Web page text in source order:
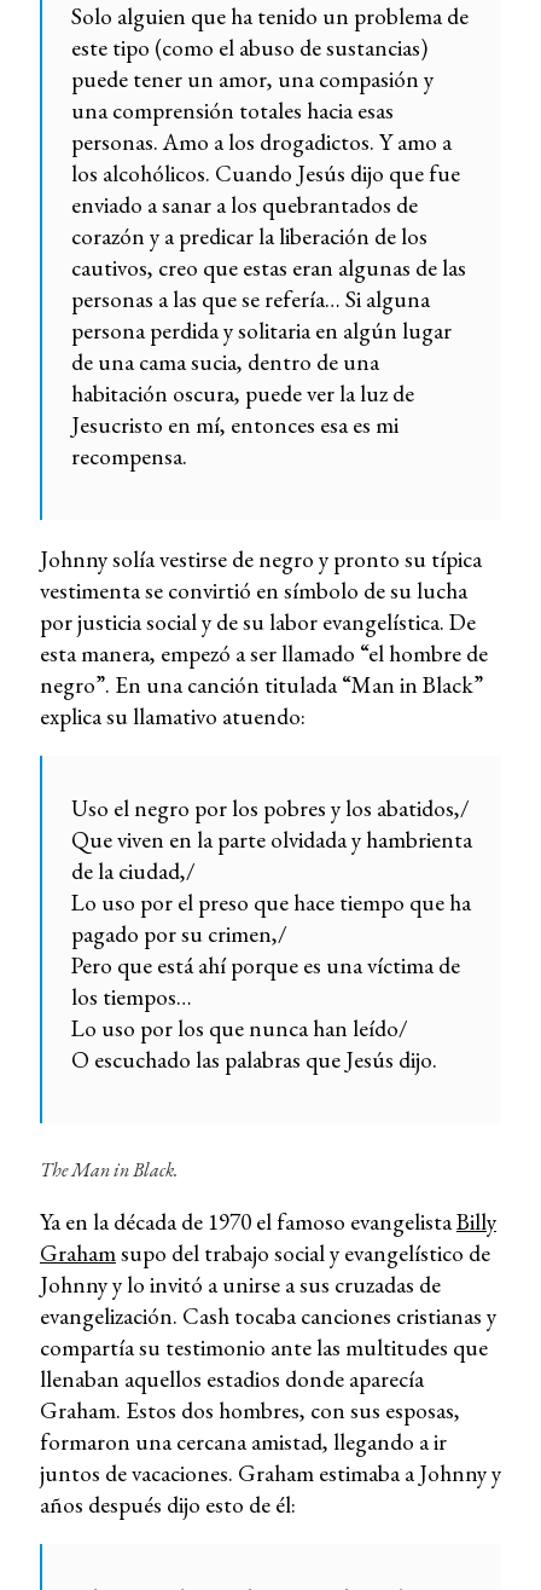
Solo alguien que ha tenido un problema de
este tipo (como el abuso de sustancias)
puede tener un amor, una compasión y
una comprensión totales hacia esas
personas. Amo a los drogadictos. Y amo a
los alcohólicos. Cuando Jesús dijo que fue
enviado a sanar a los quebrantados de
corazón y a predicar la liberación de los
cautivos, creo que estas eran algunas de las
personas a las que se refería… Si alguna
persona perdida y solitaria en algún lugar
de una cama sucia, dentro de una
habitación oscura, puede ver la luz de
Jesucristo en mí, entonces esa es mi
recompensa.
Johnny solía vestirse de negro y pronto su típica
vestimenta se convirtió en símbolo de su lucha
por justicia social y de su labor evangelística. De
esta manera, empezó a ser llamado “el hombre de
negro”. En una canción titulada “Man in Black”
explica su llamativo atuendo:
Uso el negro por los pobres y los abatidos,/
Que viven en la parte olvidada y hambrienta
de la ciudad,/
Lo uso por el preso que hace tiempo que ha
pagado por su crimen,/
Pero que está ahí porque es una víctima de
los tiempos…
Lo uso por los que nunca han leído/
O escuchado las palabras que Jesús dijo.
The Man in Black.
Ya en la década de 1970 el famoso evangelistaBilly
Grahamsupo del trabajo social y evangelístico de
Johnny y lo invitó a unirse a sus cruzadas de
evangelización. Cash tocaba canciones cristianas y
compartía su testimonio ante las multitudes que
llenaban aquellos estadios donde aparecía
Graham. Estos dos hombres, con sus esposas,
formaron una cercana amistad, llegando a ir
juntos de vacaciones. Graham estimaba a Johnny y
años después dijo esto de él: